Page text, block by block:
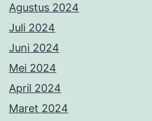
Agustus 2024
Juli 2024
Juni 2024
Mei 2024
April 2024
Maret 2024